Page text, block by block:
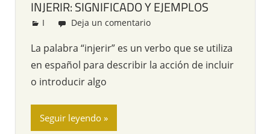
INJERIR: SIGNIFICADO Y EJEMPLOS
Redacción
I Deja un comentario
La palabra “injerir” es un verbo que se utiliza
en español para describir la acción de incluir
o introducir algo
Seguir leyendo